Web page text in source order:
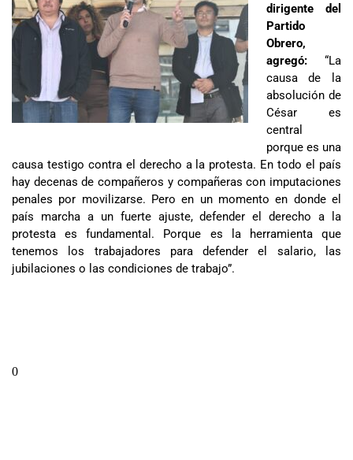
dirigente del
Partido
Obrero,
agregó:“La
causa de la
absolución de
César es
central
porque es una
causa testigo contra el derecho a la protesta. En todo el país
hay decenas de compañeros y compañeras con imputaciones
penales por movilizarse. Pero en un momento en donde el
país marcha a un fuerte ajuste, defender el derecho a la
protesta es fundamental. Porque es la herramienta que
tenemos los trabajadores para defender el salario, las
jubilaciones o las condiciones de trabajo”.